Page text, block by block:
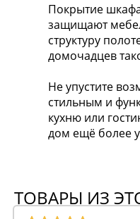
Покрытие
защищают
структуру
домочадцев
Не упустите
стильным и
кухню или
дом ещё более
ТОВАРЫ ИЗ